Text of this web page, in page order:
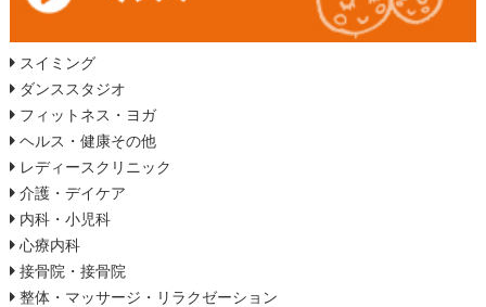
スイミング
ダンススタジオ
フィットネス・ヨガ
ヘルス・健康その他
レディースクリニック
介護・デイケア
内科・小児科
心療内科
接骨院・接骨院
整体・マッサージ・リラクゼーション